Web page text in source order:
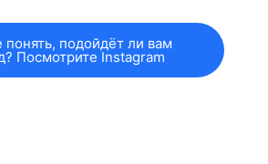
понять, подойдёт ли вам
Посмотрите Instagram